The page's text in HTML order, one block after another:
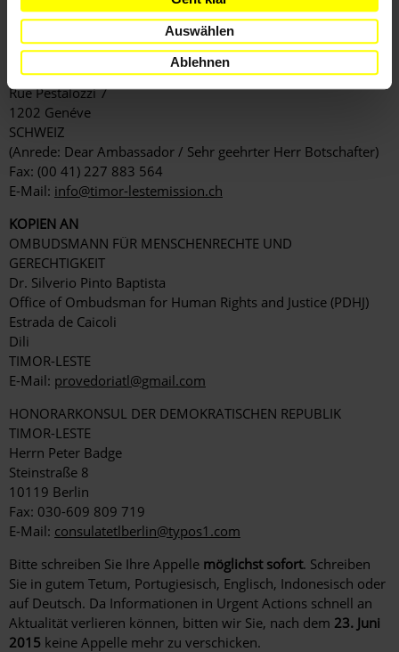
Auswählen
Ablehnen
STÄNDIGER VERTRETER BEI DEN VEREINTEN NATIONEN IN
GENF
Marciano da Silva
Rue Pestalozzi 7
1202 Genéve
SCHWEIZ
(Anrede: Dear Ambassador / Sehr geehrter Herr Botschafter)
Fax: (00 41) 227 883 564
E-Mail: info@timor-lestemission.ch
KOPIEN AN
OMBUDSMANN FÜR MENSCHENRECHTE UND
GERECHTIGKEIT
Dr. Silverio Pinto Baptista
Office of Ombudsman for Human Rights and Justice (PDHJ)
Estrada de Caicoli
Dili
TIMOR-LESTE
E-Mail: provedoriatl@gmail.com
HONORARKONSUL DER DEMOKRATISCHEN REPUBLIK
TIMOR-LESTE
Herrn Peter Badge
Steinstraße 8
10119 Berlin
Fax: 030-609 809 719
E-Mail: consulatetlberlin@typos1.com
Bitte schreiben Sie Ihre Appelle möglichst sofort. Schreiben
Sie in gutem Tetum, Portugiesisch, Englisch, Indonesisch oder
auf Deutsch. Da Informationen in Urgent Actions schnell an
Aktualität verlieren können, bitten wir Sie, nach dem 23. Juni
2015 keine Appelle mehr zu verschicken.